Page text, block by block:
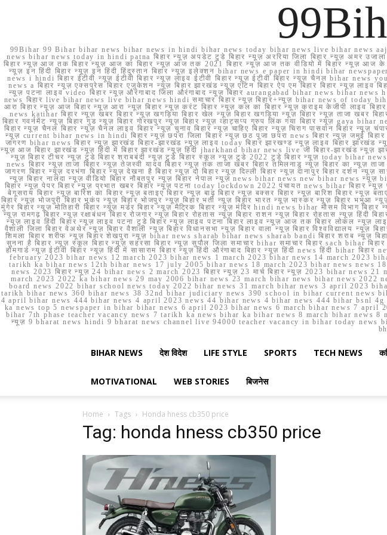
99Bihar 99 Bihar bihar news bihar news in hindi bihar news today bihar news live bihar news
news bihar news today in hindi patna बिहार न्यूज़ अपडेट टुडे बिहार न्यूज़ अररिया जिला बिहार न्यूज़ अमर
बिहार न्यूज़ आज तक बिहार न्यूज़ आज का बिहार न्यूज़ आज तक 2021 बिहार न्यूज़ आज तक वीडियो में बिहार न्यूज़ आज के
न्यूज़ इन हिंदी बिहार न्यूज़ इन हिंदी हिंदुस्तान बिहार न्यूज़ इलेक्शन bihar news e paper in hindi bihar newspaper
news i hindi बिहार ईटीवी न्यूज़ ईटीवी बिहार न्यूज़ लाइव ईटीवी बिहार न्यूज़ ईटीवी बिहार न्यूज़ चैनल bihar news
news a बिहार न्यूज़ एक्सप्रेस बिहार एजुकेशन न्यूज़ बिहार झारखंड न्यूज़ एटिन बिहार ऐप एम बिहार बिहार न्यूज़
न्यूज़ पटना लाइव video बिहार न्यूज़ औरंगाबाद जिला औरंगाबाद न्यूज़ बिहार aurangabad bihar news bihar
news बिहार live bihar news live bihar news hindi समाचार बिहार न्यूज़ बिहार+न्यूज़ bihar news of
आरा बिहार न्यूज़ आज बिहार न्यूज़ आरा न्यूज़ बिहार न्यूज़ करंट बिहार न्यूज़ कल का बिहार न्यूज़ क्राइम केजीपी लाइव
news katihar बिहार न्यूज़ खबर बिहार न्यूज़ खगड़िया बिहार खेल न्यूज़ बिहार खगड़िया न्यूज़ बिहार न्यूज़ ताजा खबर
बिहार गवर्नमेंट न्यूज़ बिहार गुड न्यूज़ बिहार गोरखपुर न्यूज़ बिहार न्यूज़ व्हाट्सप्प ग्रुप लिंक गया बिहार न्यूज़ gaya
बिहार न्यूज़ चैनल बिहार न्यूज़ चैनल लाइव बिहार न्यूज़ चुनाव बिहार न्यूज़ चाहिए बिहार न्यूज़ चिराग पासवान बिहार न्यूज़
न्यूज़ current bihar news in hindi बिहार न्यूज़ छपरा जिला बिहार न्यूज़ छठ पूजा छपरा news बिहार न्यूज़ जमुई बिहार
जागरण bihar news बिहार न्यूज़ झारखंड बिहार-झारखंड न्यूज़ लाइव today बिहार झारखण्ड न्यूज़ लाइव बिहार
न्यूज़ आज बिहार झारखंड न्यूज़ हिंदी में बिहार झारखंड न्यूज़ हिंदी jharkhand bihar news live जी बिहार-झारखंड न्यूज़
न्यूज़ बिहार टीचर न्यूज़ टुडे बिहार शराबबंदी न्यूज़ टुडे बिहार स्कूल न्यूज़ टुडे 2022 टुडे बिहार न्यूज़ today bihar
news बिहार न्यूज़ ताजा बिहार न्यूज़ तेजस्वी यादव बिहार न्यूज़ तक ताजा खबर बिहार तमिलनाडु न्यूज़ बिहार का न्यूज़
जागरण बिहार न्यूज़ दरभंगा बिहार न्यूज़ देखना है बिहार न्यूज़ दो बिहार न्यूज़ दिल्ली बिहार न्यूज़ दानापुर बिहार दर्शन न्यूज़
न्यूज़ बिहार नालंदा न्यूज़ वीडियो बिहार नौबतपुर न्यूज़ बिहार नेपाल न्यूज़ news bihar news new bihar news न्यूज़
बिहार न्यूज़ पेपर बिहार न्यूज़ प्रभात खबर बिहार न्यूज़ पटना today lockdown 2022 पंचायत news bihar बिहार
बेगूसराय बिहार न्यूज़ बारिश का बिहार न्यूज़ बताइए बिहार न्यूज़ बाढ़ बिहार न्यूज़ बक्सर बिहार न्यूज़ बारिश बिहार न्यूज़
बिहार न्यूज़ भोजपुरी बिहार भूकंप न्यूज़ बिहार भोजपुर न्यूज़ बिहार भर्ती न्यूज़ बिहार भारत न्यूज़ भास्कर न्यूज़ बिहार भभुआ
मुंगेर बिहार न्यूज़ मोतिहारी बिहार न्यूज़ मर्डर बिहार न्यूज़ मैट्रिक बिहार न्यूज़ मंदिर hindi news bihar मौसम विभाग
न्यूज़ रामगढ़ बिहार न्यूज़ रक्षाबंधन बिहार रोजगार न्यूज़ बिहार रोहतास न्यूज़ बिहार राशन न्यूज़ बिहार रोहतास न्यूज़
न्यूज़ लाइव हिंदी बिहार न्यूज़ लाइव पटना टुडे बिहार न्यूज़ लाइव पटना बिहार लाइव न्यूज़ आज तक बिहार लोकल न्यूज़
वैशाली जिला बिहार वेअथेर न्यूज़ बिहार वैशाली न्यूज़ बिहार विधानसभा न्यूज़ बिहार वाला न्यूज़ बिहार विश्वविद्यालय न्यूज़
शिमला बिहार शरीफ न्यूज़ बिहार शेखपुरा न्यूज़ bihar news sharab bihar news sharab bandi बिहार शराब न्यूज़
सुनना है बिहार न्यूज़ स्कूल बिहार न्यूज़ सहरसा बिहार न्यूज़ सुपौल जिला समाचार bihar समाचार बिहार sach bihar बिहार
होमगार्ड न्यूज़ ईटीवी बिहार न्यूज़ हिंदी में सासाराम बिहार न्यूज़ हिंदी औरंगाबाद बिहार न्यूज़ हिंदी news हिंदी bihar
february 2023 bihar news 12 march 2023 bihar news 1 march 2023 bihar news 14 march 2023
tarikh ka bihar news 12th bihar news 17 july 2005 bihar news 18 march 2023 bihar news news
news 2023 बिहार न्यूज़ 24 bihar news 2 march 2023 बिहार न्यूज़ 23 मार्च बिहार न्यूज़ 2023 bihar
march 2023 2022 ka bihar news 29 may 2006 bihar news 23 march bihar news bihar news
board news 2022 bihar school news today 2022 bihar news 31 march bihar news 3 april 2023
tarikh bihar news 360 bihar news 38 32nd bihar judiciary news 390 school in bihar current news
4 april bihar news 444 bihar news 4 april 2023 news 44 bihar news 4 bihar news 444 bihar bsnl
ka news top 5 newspaper in bihar bihar news 6 april 2023 bihar news 6 march bihar news 7 april
bihar 7th phase teacher vacancy news 7 tarikh ka news bihar ka bihar news 8 march bihar news
न्यूज़ 9 bharat news hindi 9 bharat news channel live 94000 teacher vacancy in bihar today
BIHAR NEWS देश विदेश LIFE STYLE SPORTS TECH NEWS
MOTIVATIONAL WEB STORIES बिजनेस
Home Tags Honda hness cb350 price
Tag: honda hness cb350 price